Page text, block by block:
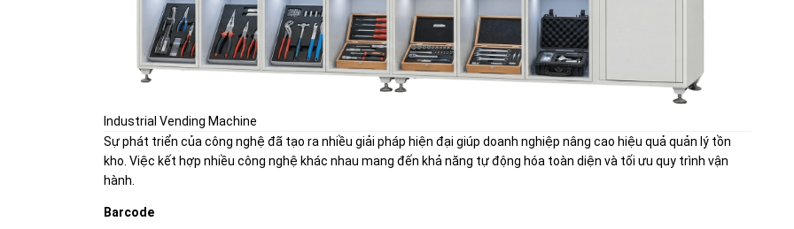
Industrial Vending Machine
Sự phát triển của công nghệ đã tạo ra nhiều giải pháp hiện đại giúp doanh nghiệp nâng cao hiệu quả quản lý tồn
kho. Việc kết hợp nhiều công nghệ khác nhau mang đến khả năng tự động hóa toàn diện và tối ưu quy trình vận
hành.
Barcode